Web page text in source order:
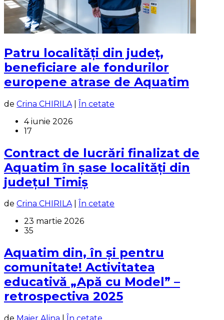
Patru localități din județ,
beneficiare ale fondurilor
europene atrase de Aquatim
de Crina CHIRILA
În cetate
4 iunie 2026
17
Contract de lucrări finalizat de
Aquatim în șase localități din
județul Timiș
de Crina CHIRILA|
În cetate
23 martie 2026
35
Aquatim din, în și pentru
comunitate! Activitatea
educativă „Apă cu Model” –
retrospectiva 2025